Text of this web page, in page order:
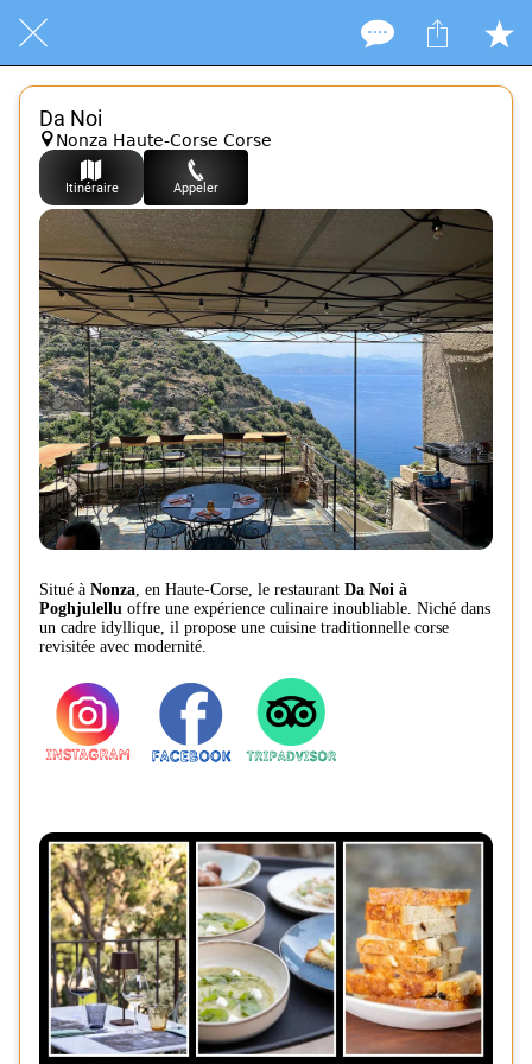
Da Noi
Nonza Haute-Corse Corse
Itinéraire Appeler
Situé à Nonza , en Haute-Corse, le restaurant Da Noi à
Poghjulellu offre une expérience culinaire inoubliable. Niché dans
un cadre idyllique, il propose une cuisine traditionnelle corse
revisitée avec modernité.